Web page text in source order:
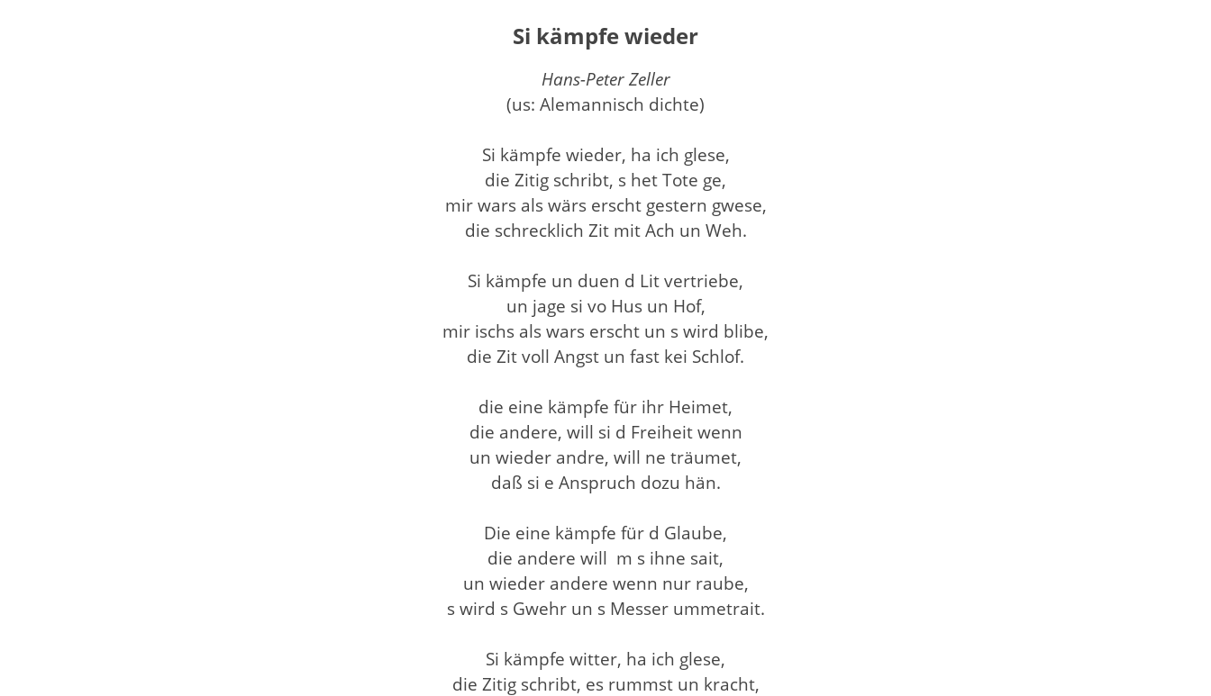
Si kämpfe wieder
Hans-Peter Zeller
(us: Alemannisch dichte)
Si kämpfe wieder, ha ich glese,
die Zitig schribt, s het Tote ge,
mir wars als wärs erscht gestern gwese,
die schrecklich Zit mit Ach un Weh.
Si kämpfe un duen d Lit vertriebe,
un jage si vo Hus un Hof,
mir ischs als wars erscht un s wird blibe,
die Zit voll Angst un fast kei Schlof.
die eine kämpfe für ihr Heimet,
die andere, will si d Freiheit wenn
un wieder andre, will ne träumet,
daß si e Anspruch dozu hän.
Die eine kämpfe für d Glaube,
die andere will m s ihne sait,
un wieder andere wenn nur raube,
s wird s Gwehr un s Messer ummetrait.
Si kämpfe witter, ha ich glese,
die Zitig schribt, es rummst un kracht,